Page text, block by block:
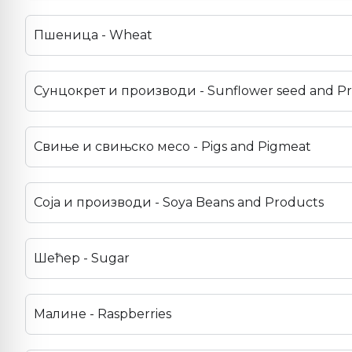
Пшеница - Wheat
Сунцокрет и производи - Sunflower seed and
Свиње и свињско месо - Pigs and Pigmeat
Соја и производи - Soya Beans and Products
Шећер - Sugar
Малине - Raspberries